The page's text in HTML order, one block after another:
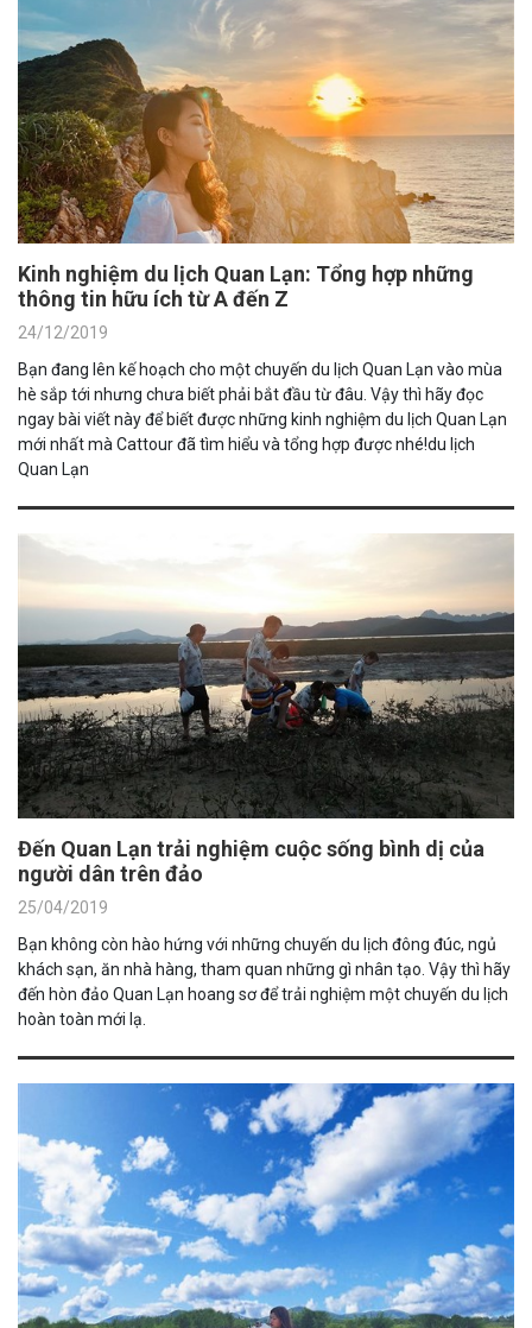
Kinh nghiệm du lịch Quan Lạn: Tổng hợp những
thông tin hữu ích từ A đến Z
24/12/2019
Bạn đang lên kế hoạch cho một chuyến du lịch Quan Lạn vào mùa
hè sắp tới nhưng chưa biết phải bắt đầu từ đâu. Vậy thì hãy đọc
ngay bài viết này để biết được những kinh nghiệm du lịch Quan Lạn
mới nhất mà Cattour đã tìm hiểu và tổng hợp được nhé!du lịch
Quan Lạn
Đến Quan Lạn trải nghiệm cuộc sống bình dị của
người dân trên đảo
25/04/2019
Bạn không còn hào hứng với những chuyến du lịch đông đúc, ngủ
khách sạn, ăn nhà hàng, tham quan những gì nhân tạo. Vậy thì hãy
đến hòn đảo Quan Lạn hoang sơ để trải nghiệm một chuyến du lịch
hoàn toàn mới lạ.